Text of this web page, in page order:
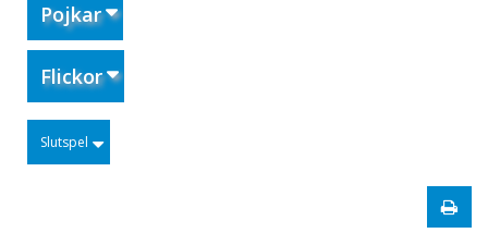
Pojkar
Flickor
Slutspel